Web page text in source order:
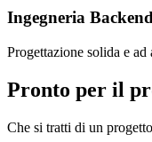
Ingegneria
Progettazione solida e
Pronto per il
Che si tratti di un